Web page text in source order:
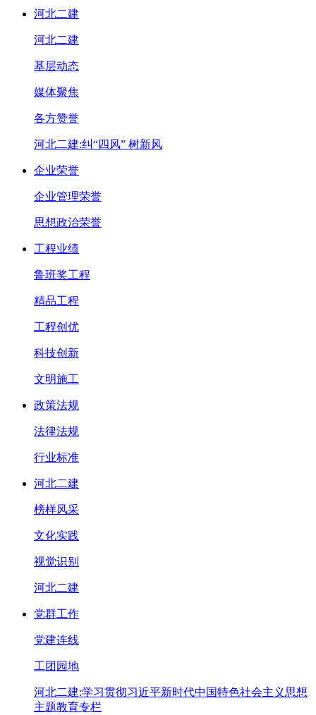
河北二建
河北二建
基层动态
媒体聚焦
各方赞誉
河北二建:纠“四风” 树新风
企业荣誉
企业管理荣誉
思想政治荣誉
工程业绩
鲁班奖工程
精品工程
工程创优
科技创新
文明施工
政策法规
法律法规
行业标准
河北二建
榜样风采
文化实践
视觉识别
河北二建
党群工作
党建连线
工团园地
河北二建:学习贯彻习近平新时代中国特色社会主义思想
主题教育专栏